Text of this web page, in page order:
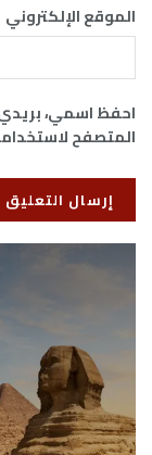
الموقع الإلكتروني
احفظ اسمي، بريدي
المتصفح